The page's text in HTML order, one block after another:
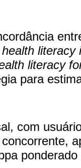
literacy
literacy
para
com